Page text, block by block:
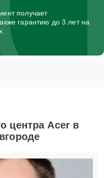
получает
гарантию до 3 лет на
центра Acer в